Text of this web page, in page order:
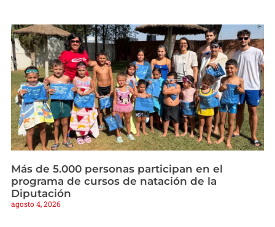
Más de 5.000 personas participan en el
programa de cursos de natación de la
Diputación
agosto 4, 2026